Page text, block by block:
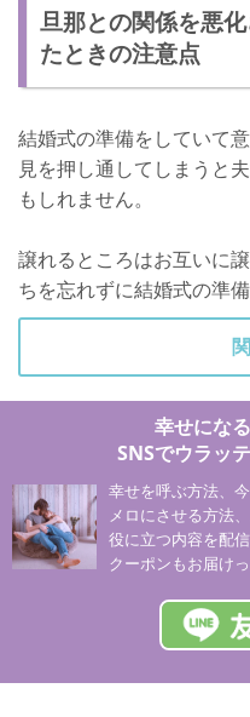
旦那との関係を悪
たときの注意点
結婚式の準備をしていて
見を押し通してしまうと
もしれません。
譲れるところはお互いに
ちを忘れずに結婚式の準備
幸せにな
SNSでウラッ
幸せを呼ぶ方法、
メロにさせる方法
役に立つ内容を配
クーポンもお届けっ